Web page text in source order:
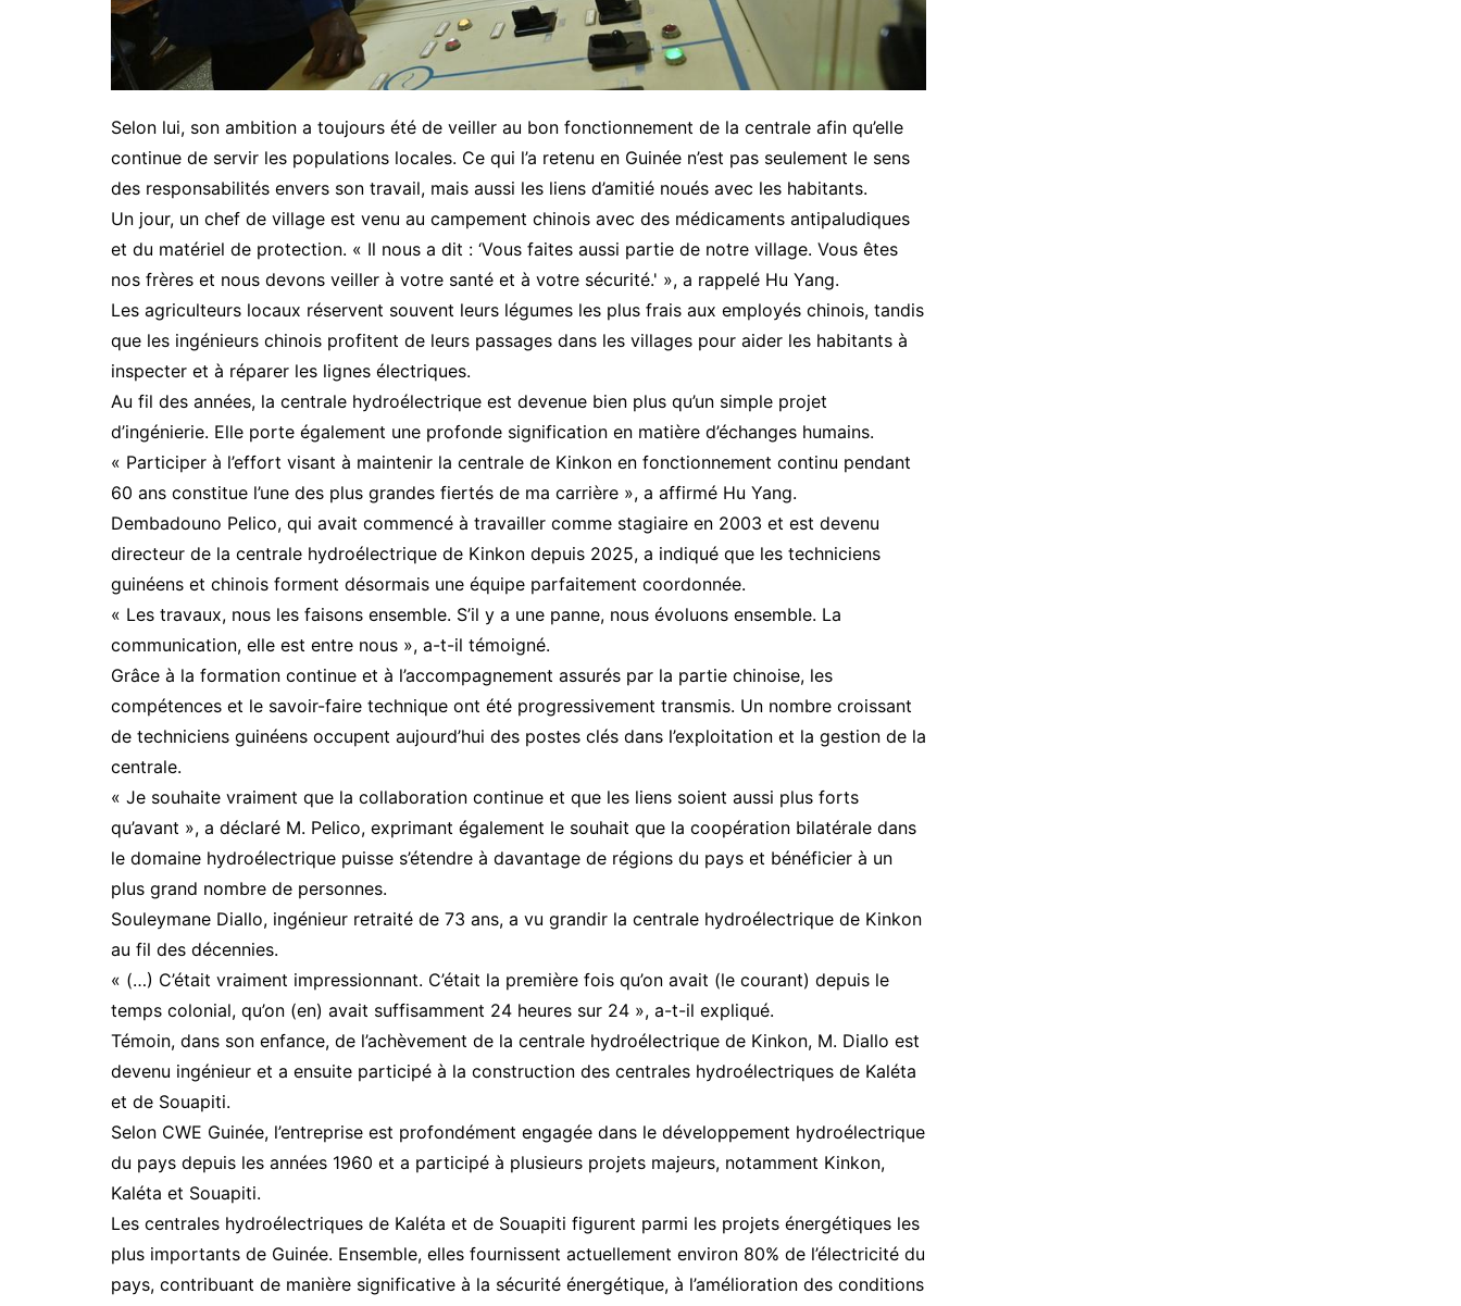
Selon lui, son ambition a toujours été de veiller au bon fonctionnement de la centrale afin qu’elle
continue de servir les populations locales. Ce qui l’a retenu en Guinée n’est pas seulement le sens
des responsabilités envers son travail, mais aussi les liens d’amitié noués avec les habitants.
Un jour, un chef de village est venu au campement chinois avec des médicaments antipaludiques
et du matériel de protection. « Il nous a dit : ‘Vous faites aussi partie de notre village. Vous êtes
nos frères et nous devons veiller à votre santé et à votre sécurité.' », a rappelé Hu Yang.
Les agriculteurs locaux réservent souvent leurs légumes les plus frais aux employés chinois, tandis
que les ingénieurs chinois profitent de leurs passages dans les villages pour aider les habitants à
inspecter et à réparer les lignes électriques.
Au fil des années, la centrale hydroélectrique est devenue bien plus qu’un simple projet
d’ingénierie. Elle porte également une profonde signification en matière d’échanges humains.
« Participer à l’effort visant à maintenir la centrale de Kinkon en fonctionnement continu pendant
60 ans constitue l’une des plus grandes fiertés de ma carrière », a affirmé Hu Yang.
Dembadouno Pelico, qui avait commencé à travailler comme stagiaire en 2003 et est devenu
directeur de la centrale hydroélectrique de Kinkon depuis 2025, a indiqué que les techniciens
guinéens et chinois forment désormais une équipe parfaitement coordonnée.
« Les travaux, nous les faisons ensemble. S’il y a une panne, nous évoluons ensemble. La
communication, elle est entre nous », a-t-il témoigné.
Grâce à la formation continue et à l’accompagnement assurés par la partie chinoise, les
compétences et le savoir-faire technique ont été progressivement transmis. Un nombre croissant
de techniciens guinéens occupent aujourd’hui des postes clés dans l’exploitation et la gestion de la
centrale.
« Je souhaite vraiment que la collaboration continue et que les liens soient aussi plus forts
qu’avant », a déclaré M. Pelico, exprimant également le souhait que la coopération bilatérale dans
le domaine hydroélectrique puisse s’étendre à davantage de régions du pays et bénéficier à un
plus grand nombre de personnes.
Souleymane Diallo, ingénieur retraité de 73 ans, a vu grandir la centrale hydroélectrique de Kinkon
au fil des décennies.
« (…) C’était vraiment impressionnant. C’était la première fois qu’on avait (le courant) depuis le
temps colonial, qu’on (en) avait suffisamment 24 heures sur 24 », a-t-il expliqué.
Témoin, dans son enfance, de l’achèvement de la centrale hydroélectrique de Kinkon, M. Diallo est
devenu ingénieur et a ensuite participé à la construction des centrales hydroélectriques de Kaléta
et de Souapiti.
Selon CWE Guinée, l’entreprise est profondément engagée dans le développement hydroélectrique
du pays depuis les années 1960 et a participé à plusieurs projets majeurs, notamment Kinkon,
Kaléta et Souapiti.
Les centrales hydroélectriques de Kaléta et de Souapiti figurent parmi les projets énergétiques les
plus importants de Guinée. Ensemble, elles fournissent actuellement environ 80% de l’électricité du
pays, contribuant de manière significative à la sécurité énergétique, à l’amélioration des conditions